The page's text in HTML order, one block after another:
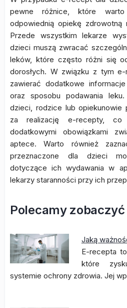
pewne różnice, które
odpowiednią opiekę zdrowotną
Przede wszystkim lekarze
dzieci muszą zwracać
leków, które często różni się
dorosłych. W związku z tym
zawierać dodatkowe
oraz sposobu podawania
dzieci, rodzice lub opiekunowie
za realizację e-recepty,
dodatkowymi obowiązkami
aptece. Warto również
przeznaczone dla dzieci
dotyczące ich wydawania w
lekarzy staranności przy ich
Polecamy zobaczyć
Jaką
E-recepta
które
systemie ochrony zdrowia. Jej